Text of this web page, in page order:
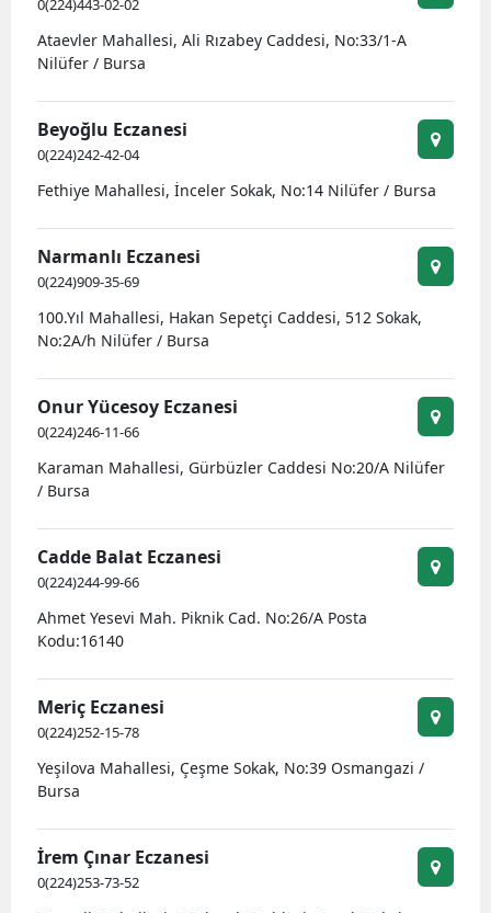
Gümüşhane
Hatay
İzmir
Kastamonu
Malatya
Manisa
0(224)443-02-02
Ataevler Mahallesi, Ali Rızabey Caddesi, No:33/1-A
Nilüfer / Bursa
Beyoğlu Eczanesi
0(224)242-42-04
Fethiye Mahallesi, İnceler Sokak, No:14 Nilüfer / Bursa
Narmanlı Eczanesi
0(224)909-35-69
100.Yıl Mahallesi, Hakan Sepetçi Caddesi, 512 Sokak,
No:2A/h Nilüfer / Bursa
Onur Yücesoy Eczanesi
0(224)246-11-66
Karaman Mahallesi, Gürbüzler Caddesi No:20/A Nilüfer
/ Bursa
Cadde Balat Eczanesi
0(224)244-99-66
Ahmet Yesevi Mah. Piknik Cad. No:26/A Posta
Kodu:16140
Meriç Eczanesi
0(224)252-15-78
Yeşilova Mahallesi, Çeşme Sokak, No:39 Osmangazi /
Bursa
İrem Çınar Eczanesi
0(224)253-73-52